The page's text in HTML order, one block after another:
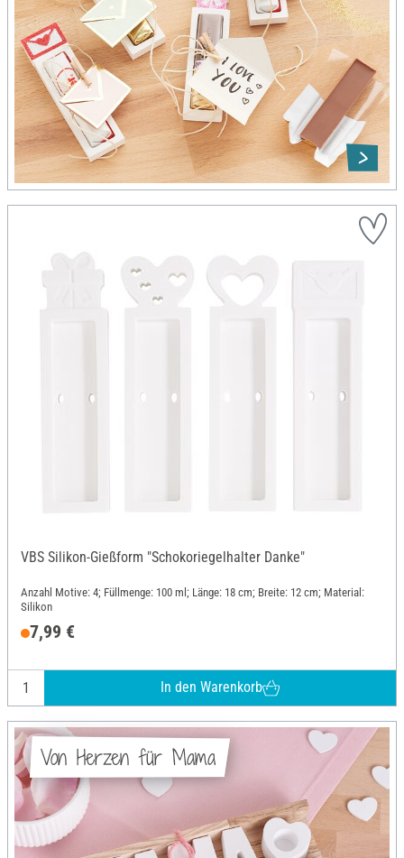
VBS Silikon-Gießform "Schokoriegelhalter Danke"
Anzahl Motive: 4; Füllmenge: 100 ml; Länge: 18 cm; Breite: 12 cm; Material:
Silikon
7,99 €
In den Warenkorb
Von Herzen für Mama